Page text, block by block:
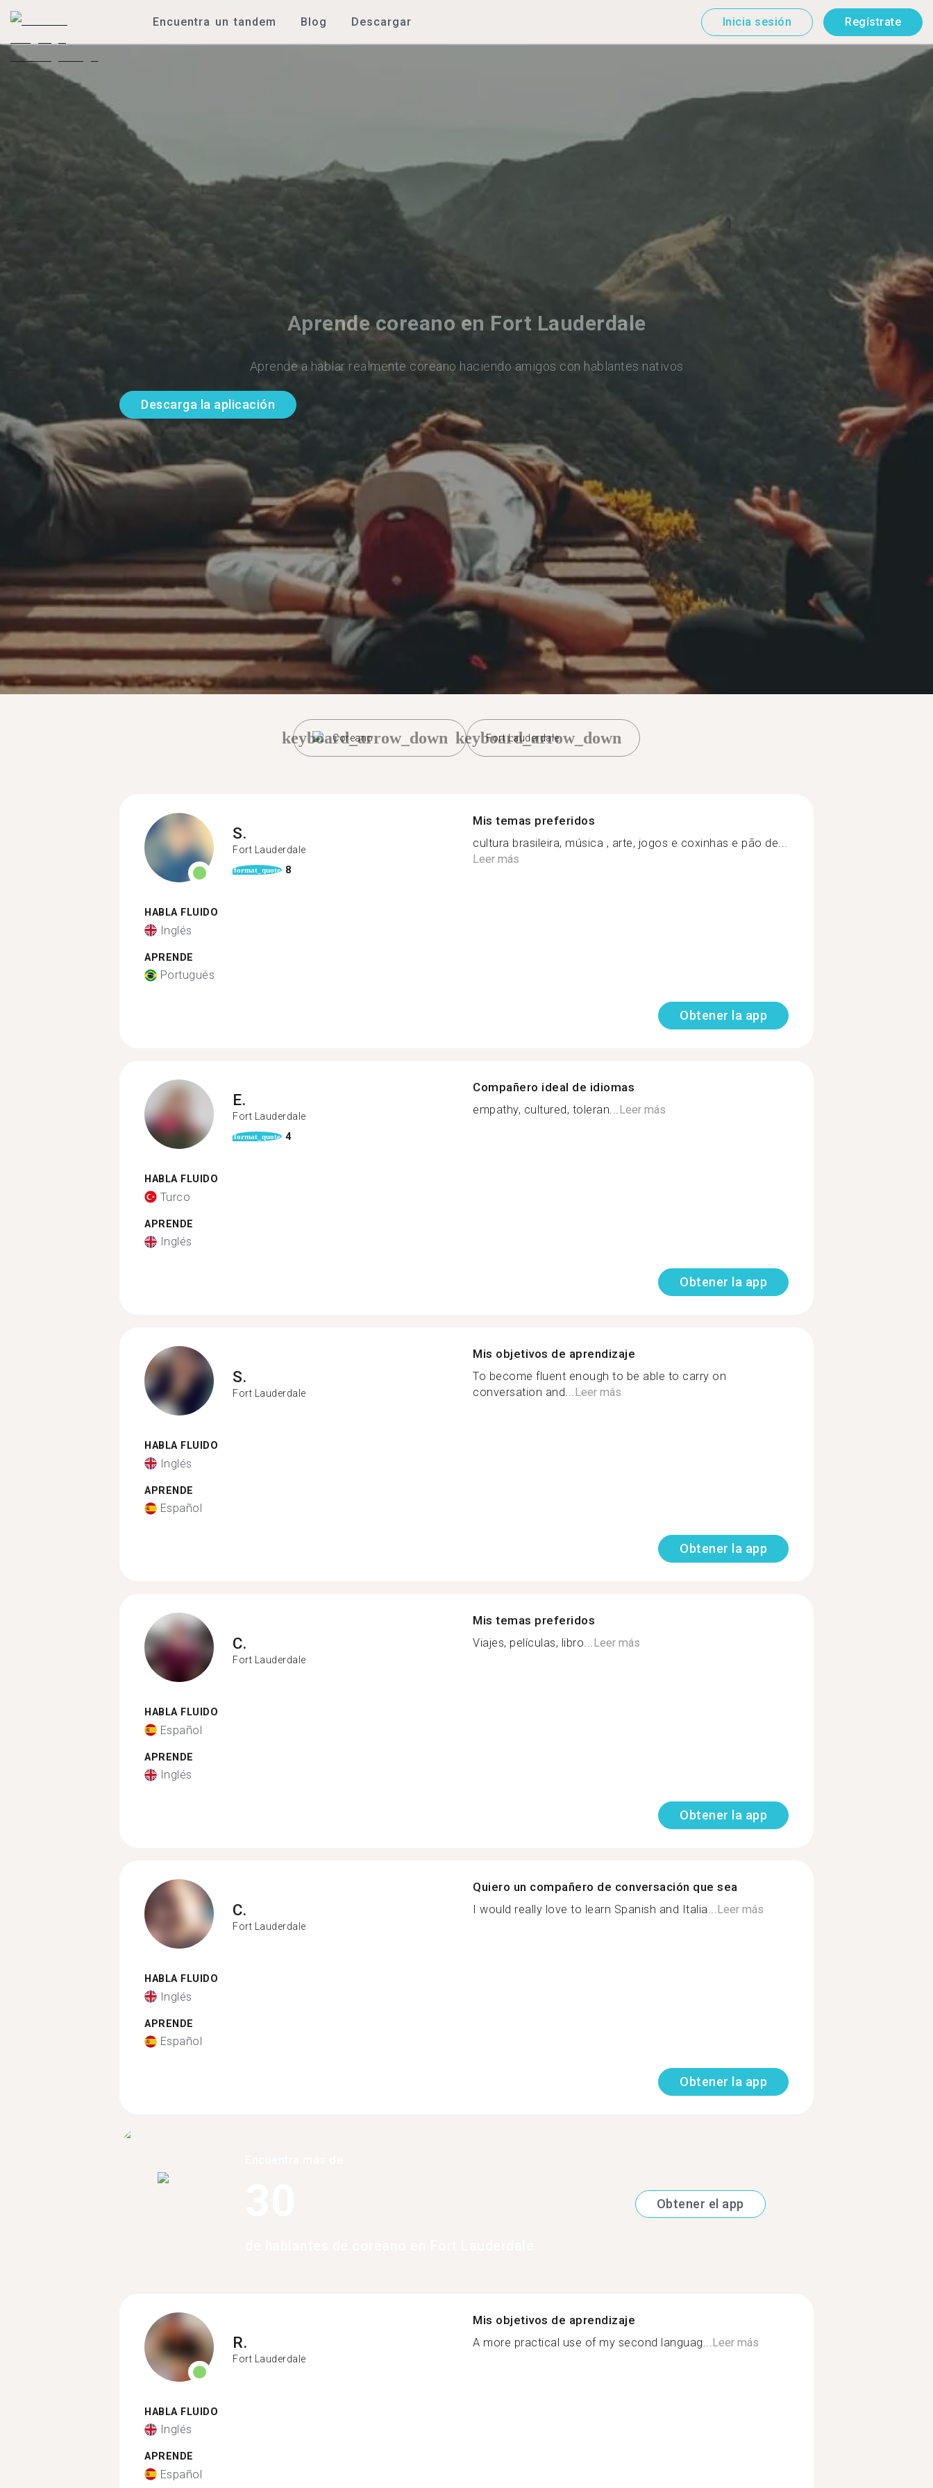
Encuentra un tandem Blog Descargar Inicia sesión Regístrate
Aprende coreano en Fort Lauderdale
Aprende a hablar realmente coreano haciendo amigos con hablantes nativos
Descarga la aplicación
Coreano
keyboard_arrow_down Fort Lauderdale
keyboard_arrow_down
S.
Fort Lauderdale
format_quote 8
HABLA FLUIDO
Inglés
APRENDE
Portugués
Mis temas preferidos
cultura brasileira, música , arte, jogos e coxinhas e pão de...
Leer más
Obtener la app
E.
Fort Lauderdale
format_quote 4
HABLA FLUIDO
Turco
APRENDE
Inglés
Compañero ideal de idiomas
empathy, cultured, toleran...Leer más
Obtener la app
S.
Fort Lauderdale
HABLA FLUIDO
Inglés
APRENDE
Español
Mis objetivos de aprendizaje
To become fluent enough to be able to carry on
conversation and...Leer más
Obtener la app
C.
Fort Lauderdale
HABLA FLUIDO
Español
APRENDE
Inglés
Mis temas preferidos
Viajes, películas, libro...Leer más
Obtener la app
C.
Fort Lauderdale
HABLA FLUIDO
Inglés
APRENDE
Español
Quiero un compañero de conversación que sea
I would really love to learn Spanish and Italia...Leer más
Obtener la app
Obtener el app
R.
Fort Lauderdale
HABLA FLUIDO
Inglés
APRENDE
Español
Mis objetivos de aprendizaje
A more practical use of my second languag... Leer más